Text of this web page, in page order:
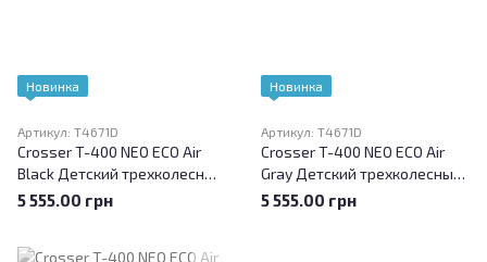
Новинка
Артикул: T4671D
Crosser T-400 NEO ECO Air
Black Детский трехколесный
велосипед
5 555.00 грн
Новинка
Артикул: T4671D
Crosser T-400 NEO ECO Air
Gray Детский трехколесный
велосипед
5 555.00 грн